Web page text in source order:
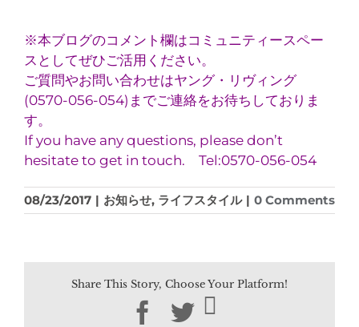
※本ブログのコメント欄はコミュニティースペー
スとしてぜひご活用ください。
ご質問やお問い合わせはヤング・リヴィング
(0570-056-054)までご連絡をお待ちしておりま
す。
If you have any questions, please don’t
hesitate to get in touch. Tel:0570-056-054
08/23/2017 | お知らせ, ライフスタイル | 0 Comments
Share This Story, Choose Your Platform!
Facebook
Twitter